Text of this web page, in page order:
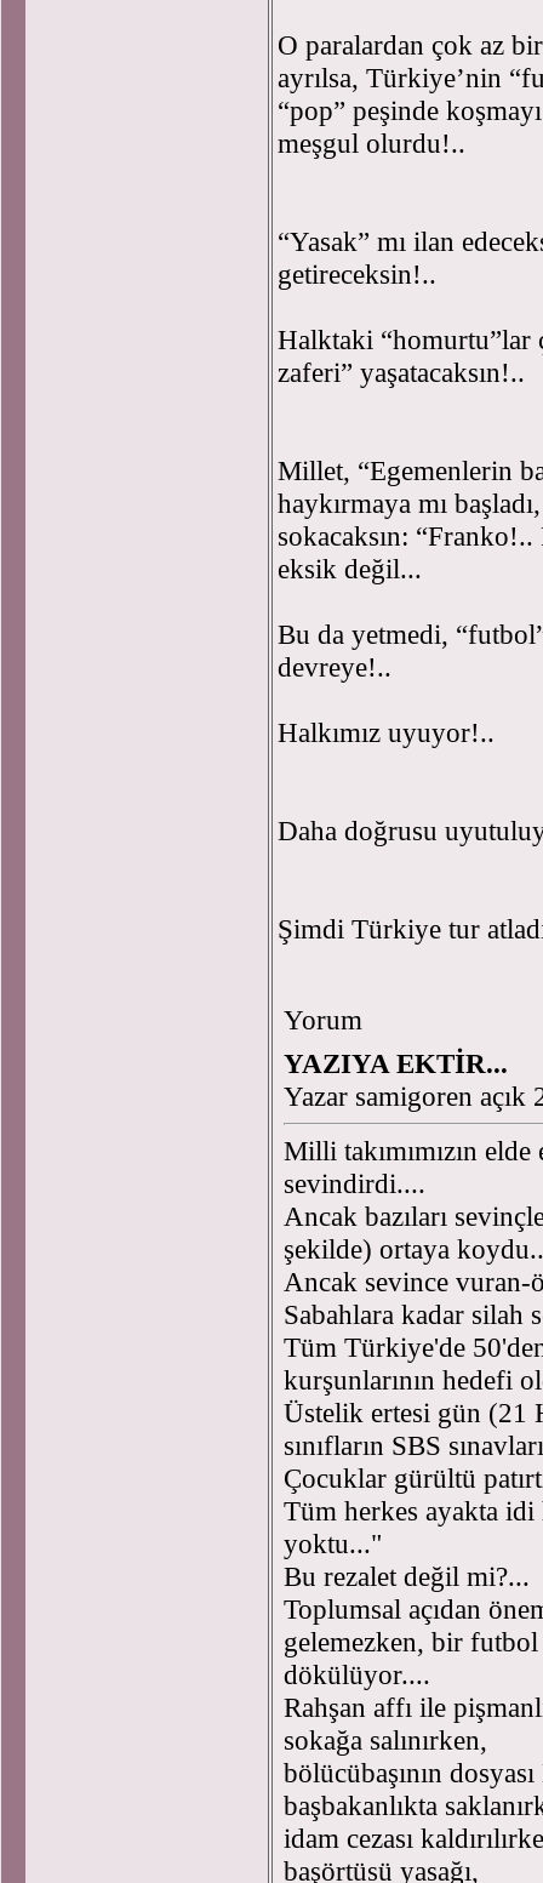
O paralardan çok az
ayrılsa, Türkiye’nin
“pop” peşinde
meşgul olurdu!..
“Yasak” mı ilan
getireceksin!..
Halktaki
zaferi” yaşatacaksın!..
Millet, “Egemenlerin
haykırmaya mı
sokacaksın:
eksik değil...
Bu da yetmedi,
devreye!..
Halkımız uyuyor!..
Daha doğrusu
Şimdi Türkiye tur
Yorum
YAZIYA EKTİR...
Yazar samigoren
Milli takımımızın
sevindirdi....
Ancak bazıları
şekilde) ortaya
Ancak sevince
Sabahlara kadar silah
Tüm Türkiye'de
kurşunlarının hedefi
Üstelik ertesi gün (21
sınıfların SBS
Çocuklar gürültü
Tüm herkes ayakta
yoktu..."
Bu rezalet değil mi?...
Toplumsal açıdan
gelemezken, bir futbol
dökülüyor....
Rahşan affı ile
sokağa salınırken,
bölücübaşının
başbakanlıkta
idam cezası
başörtüsü yasağı,